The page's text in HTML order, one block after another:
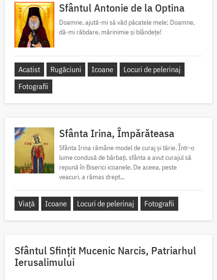
Sfântul Antonie de la Optina
Doamne, ajută-mi să văd păcatele mele; Doamne,
dă-mi răbdare, mărinimie şi blândeţe!
Acatist Rugăciuni Icoane
Locuri de pelerinaj
Fotografii
Sfânta Irina, Împărăteasa
Sfânta Irina rămâne model de curaj și tărie. Într-o
lume condusă de bărbați, sfânta a avut curajul să
repună în Biserici icoanele. De aceea, peste
veacuri, a rămas drept...
Viață Icoane Locuri de pelerinaj Fotografii
Sfântul Sfinţit Mucenic Narcis, Patriarhul
Ierusalimului